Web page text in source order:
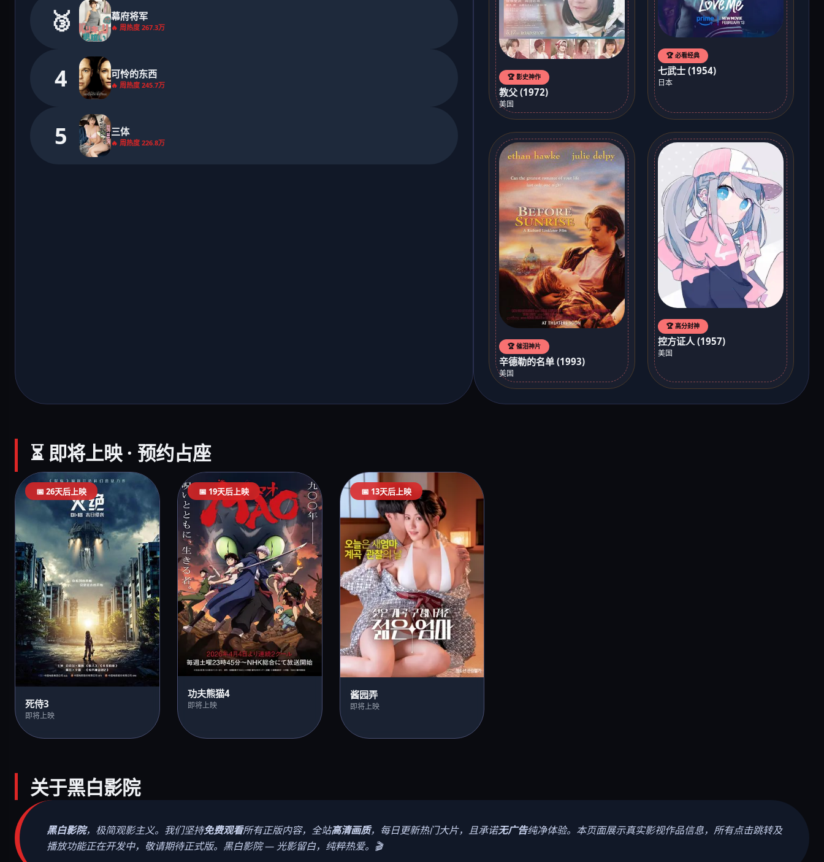
🥉 幕府将军
🔥 周热度 267.3万
4 可怜的东西
🔥 周热度 245.7万
5 三体
🔥 周热度 226.8万
🏆 影史神作
教父 (1972)
美国
🏆 必看经典
七武士 (1954)
日本
🏆 催泪神片
辛德勒的名单 (1993)
美国
🏆 高分封神
控方证人 (1957)
美国
⏳ 即将上映 · 预约占座
📅 26天后上映
死侍3
即将上映
📅 19天后上映
功夫熊猫4
即将上映
📅 13天后上映
酱园弄
即将上映
关于黑白影院
黑白影院，极简观影主义。我们坚持免费观看所有正版内容，全站高清画质，每日更新热门大片，且承诺无广告纯净体验。本页面展示真实影视作品信息，所有点击跳转及
播放功能正在开发中，敬请期待正式版。黑白影院 — 光影留白，纯粹热爱。🎬